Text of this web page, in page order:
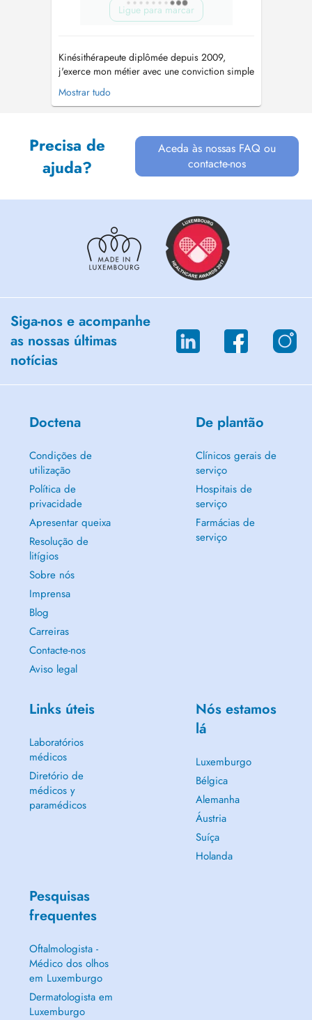
Ligue para marcar
Kinésithérapeute diplômée depuis 2009,
j'exerce mon métier avec une conviction simple
: chaque personne est unique et mérite une
prise en charge qui lui ressemble. Au fil de
accompagnement toujours plus complet et
personna...
Mostrar tudo
Precisa de
ajuda?
Aceda às nossas FAQ ou
contacte-nos
Siga-nos e acompanhe
as nossas últimas
notícias
Doctena
Condições de
utilização
Política de
privacidade
Apresentar queixa
Resolução de
litígios
Sobre nós
Imprensa
Blog
Carreiras
Contacte-nos
Aviso legal
De plantão
Clínicos gerais de
serviço
Hospitais de
serviço
Farmácias de
serviço
Links úteis
Laboratórios
médicos
Diretório de
médicos y
paramédicos
Nós estamos
lá
Luxemburgo
Bélgica
Alemanha
Áustria
Suíça
Holanda
Pesquisas
frequentes
Oftalmologista -
Médico dos olhos
em Luxemburgo
Dermatologista em
Luxemburgo